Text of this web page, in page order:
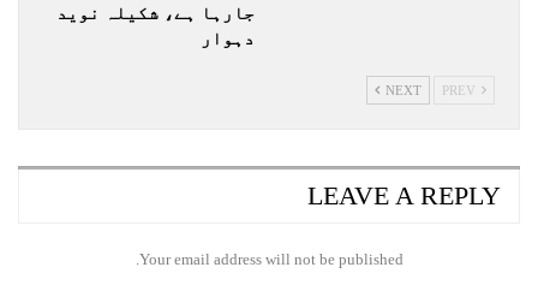
جارہا ہے، شکیلہ نوید
دہوار
NEXT
LEAVE A REPLY
Your email address will not be published.